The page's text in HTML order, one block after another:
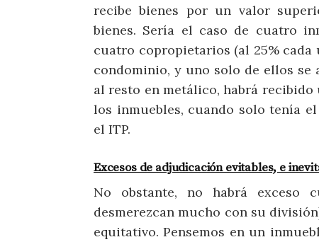
recibe bienes por un valor
bienes. Sería el caso de cuatro
cuatro copropietarios (al 25% cada
condominio, y uno solo de ellos se
al resto en metálico, habrá recibido
los inmuebles, cuando solo tenía
el ITP.
Excesos de adjudicación evitables, e
No obstante, no habrá exceso
desmerezcan mucho con su
equitativo. Pensemos en un